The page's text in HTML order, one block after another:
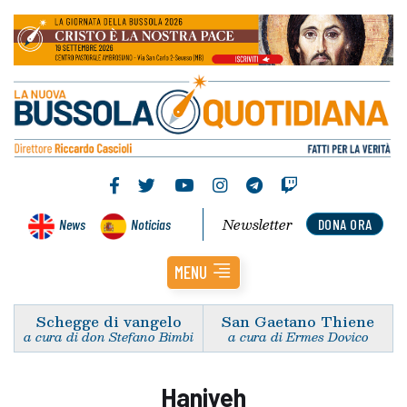
News Noticias DONA ORA
Newsletter
MENU
Schegge di vangelo
a cura di don Stefano Bimbi
San Gaetano Thiene
a cura di Ermes Dovico
Haniyeh